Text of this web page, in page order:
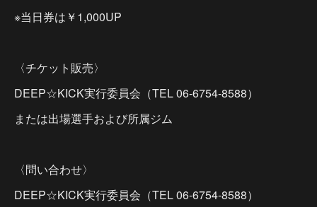
※当日券は￥1,000UP
〈チケット販売〉
DEEP☆KICK実行委員会（TEL 06-6754-8588）
または出場選手および所属ジム
〈問い合わせ〉
DEEP☆KICK実行委員会（TEL 06-6754-8588）